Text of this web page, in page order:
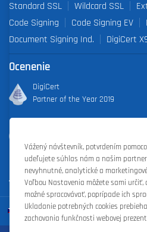
Standard SSL Wildcard SSL
Code Signing
Code Signing EV
Document Signing Ind.
DigiCert
Ocenenie
DigiCert
Partner of the Year 2019
2022
Vážený návštevník, potvrdením
udeľujete súhlas nám a našim
nevyhnutné, analytické a
Voľbou Nastavenia môžete sami určiť,
možné spracovávať, poprípade ich
Ukladanie potrebných cookies
zachovania funkčnosti webovej